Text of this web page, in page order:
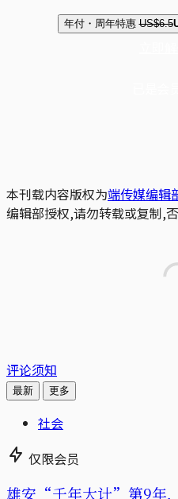
年付・周年特惠 US$6.5
本刊载内容版权为端传媒编辑
编辑部授权,请勿转载或复制,否
评论须知
最新 更多
社会
仅限会员
雄安“千年大计”第9年